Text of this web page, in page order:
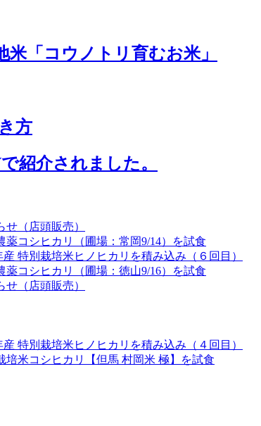
（店頭販売）
コシヒカリ（圃場：常岡9/14）を試食
特別栽培米ヒノヒカリを積み込み（６回目）
コシヒカリ（圃場：徳山9/16）を試食
（店頭販売）
特別栽培米ヒノヒカリを積み込み（４回目）
培米コシヒカリ【但馬 村岡米 極】を試食